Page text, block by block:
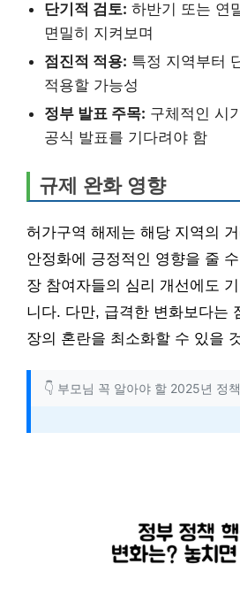
단기적 검토: 하반기 또는 연
면밀히 지켜보며
점진적 적용: 특정 지역부터
적용할 가능성
정부 발표 주목: 구체적인 시
공식 발표를 기다려야 함
규제 완화 영향
허가구역 해제는 해당 지역의
안정화에 긍정적인 영향을 줄
장 참여자들의 심리 개선에도
니다. 다만, 급격한 변화보다는
장의 혼란을 최소화할 수 있을
👇 부모님 꼭 알아야 할 2025년 정